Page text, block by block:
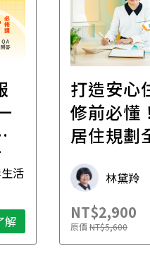
活
解
打造安心
修前必懂
居住規劃
林黛羚
NT$2,900
原價NT$5,600